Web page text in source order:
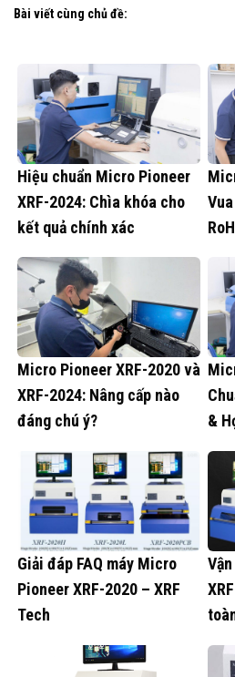
Bài viết cùng chủ đề:
Hiệu chuẩn Micro Pioneer
XRF-2024: Chìa khóa cho
kết quả chính xác
Micro Pioneer XRF-2020 và
XRF-2024: Nâng cấp nào
đáng chú ý?
&
Giải đáp FAQ máy Micro
Pioneer XRF-2020 – XRF
Tech